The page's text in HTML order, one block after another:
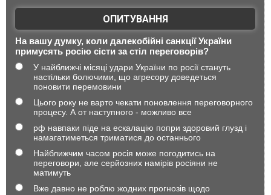
ОПИТУВАННЯ
На вашу думку, коли далекобійні санкції України
примусять росію сісти за стіл переговорів?
У найближчі місяці удари України по росії стануть
настільки болючими, що агресору доведеться
поновити перемовини
Цього року не варто чекати поновлення переговорного
процесу. А от наступного - можливо все
рф навпаки піде на ескалацію попри здоровий глузд і
намагатиметься триматися до останнього
Найближчим часом росія може погодитись на
переговори, але серйозних намірів росіяни не
матимуть
Вже давно не роблю жодних прогнозів щодо